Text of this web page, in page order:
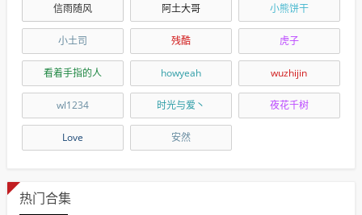
信雨随风 阿土大哥 小熊饼干
小土司 残酷 虎子
看着手指的人 howyeah wuzhijin
wl1234 时光与爱丶 夜花千树
Love 安然
热门合集